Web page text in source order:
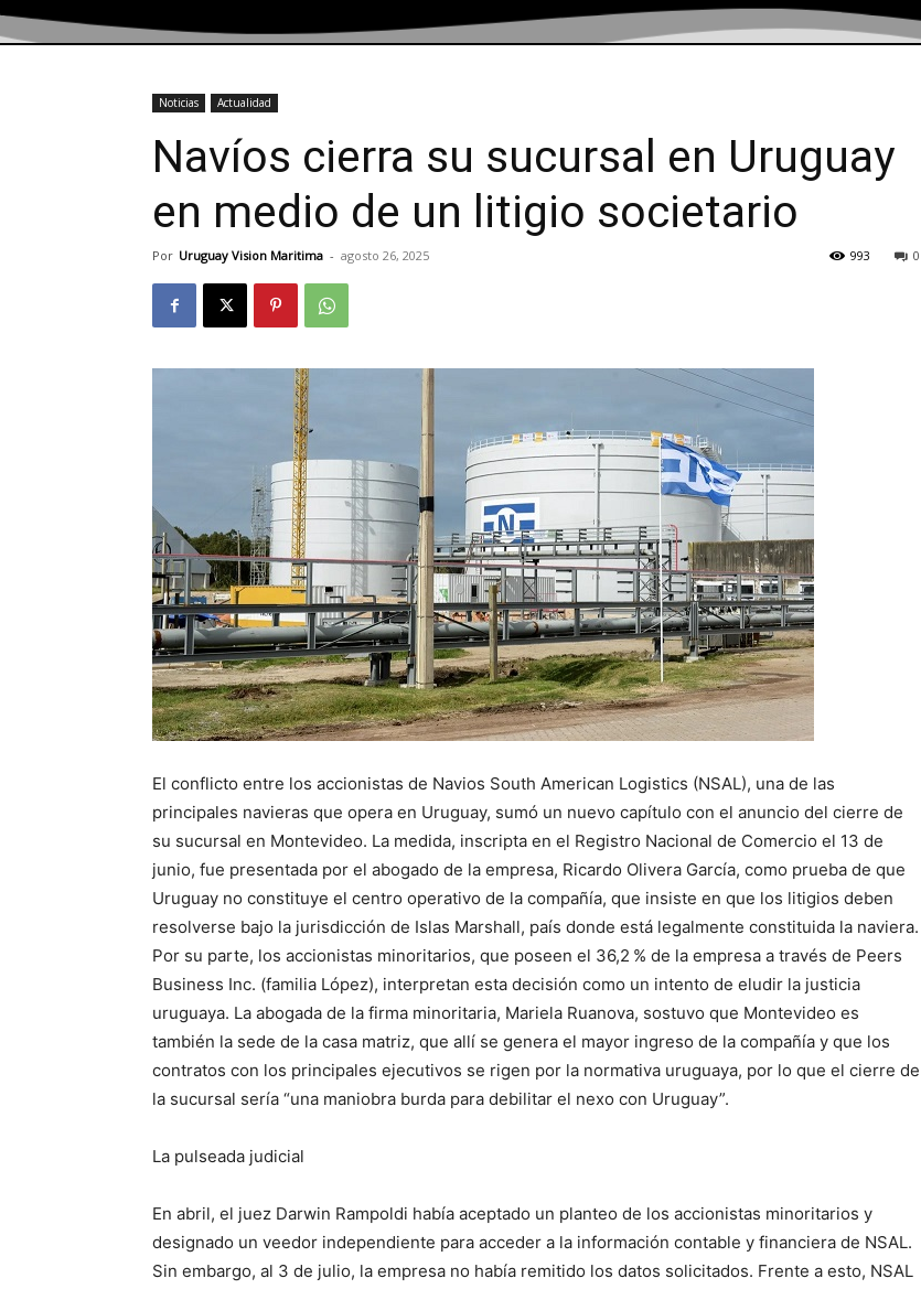
Noticias Actualidad
Navíos cierra su sucursal en Uruguay
en medio de un litigio societario
Por Uruguay Vision Maritima - agosto 26, 2025 0
993
El conflicto entre los accionistas de Navios South American Logistics (NSAL), una de las
principales navieras que opera en Uruguay, sumó un nuevo capítulo con el anuncio del cierre de
su sucursal en Montevideo. La medida, inscripta en el Registro Nacional de Comercio el 13 de
junio, fue presentada por el abogado de la empresa, Ricardo Olivera García, como prueba de que
Uruguay no constituye el centro operativo de la compañía, que insiste en que los litigios deben
resolverse bajo la jurisdicción de Islas Marshall, país donde está legalmente constituida la naviera.
Por su parte, los accionistas minoritarios, que poseen el 36,2 % de la empresa a través de Peers
Business Inc. (familia López), interpretan esta decisión como un intento de eludir la justicia
uruguaya. La abogada de la firma minoritaria, Mariela Ruanova, sostuvo que Montevideo es
también la sede de la casa matriz, que allí se genera el mayor ingreso de la compañía y que los
contratos con los principales ejecutivos se rigen por la normativa uruguaya, por lo que el cierre de
la sucursal sería “una maniobra burda para debilitar el nexo con Uruguay”.
La pulseada judicial
En abril, el juez Darwin Rampoldi había aceptado un planteo de los accionistas minoritarios y
designado un veedor independiente para acceder a la información contable y financiera de NSAL.
Sin embargo, al 3 de julio, la empresa no había remitido los datos solicitados. Frente a esto, NSAL